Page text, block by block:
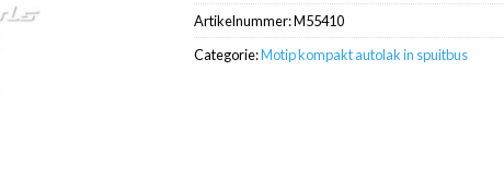
Artikelnummer:M55410
Categorie:Motip kompakt autolak in spuitbus